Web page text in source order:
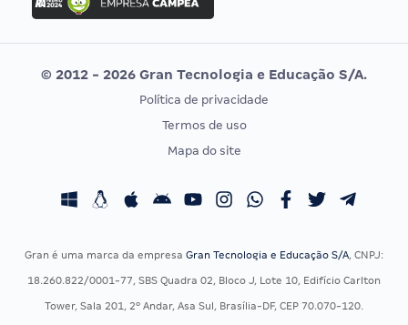
Concurso MPU
Editais publicados
Vunesp
CONCURSOS POR PROFISSÃO
Concursos Fiscais
EXAME DE ORDEM
Calendário OAB
© 2012 - 2026 Gran Tecnologia e Educação S/A.
Política de privacidade
Termos de uso
Mapa do site
Gran é uma marca da empresa Gran Tecnologia e Educação S/A, CNPJ:
18.260.822/0001-77, SBS Quadra 02, Bloco J, Lote 10, Edifício Carlton
Tower, Sala 201, 2º Andar, Asa Sul, Brasília-DF, CEP 70.070-120.